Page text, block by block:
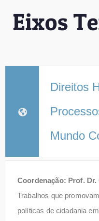
Eixos
Direitos
Mundo
Coordenação: Prof.
Trabalhos que
políticas de cidadania